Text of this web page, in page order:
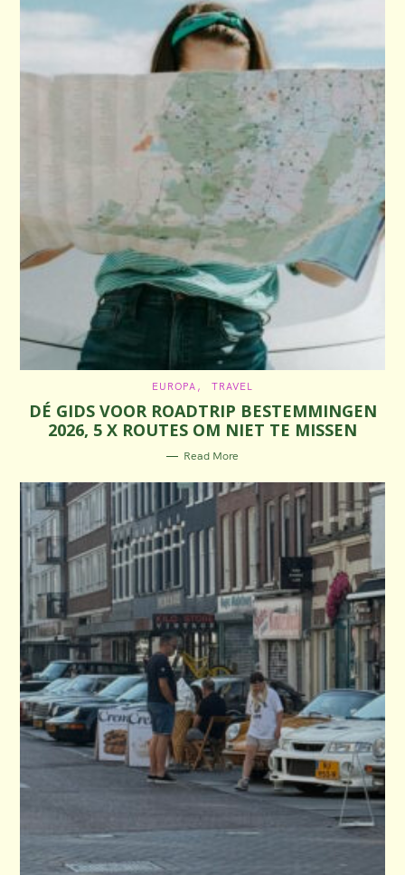
T
E
G
O
R
I
S
EUROPA TRAVEL
DÉ GIDS VOOR ROADTRIP BESTEMMINGEN
2026, 5 X ROUTES OM NIET TE MISSEN
Read More